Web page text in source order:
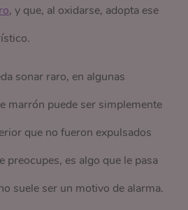
, y que, al oxidarse, adopta ese
sonar raro, en algunas
marrón puede ser simplemente
que no fueron expulsados
preocupes, es algo que le pasa
suele ser un motivo de alarma.